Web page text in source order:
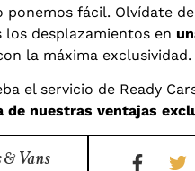
ponemos fácil. Olvídate
los desplazamientos en
la máxima exclusividad.
el servicio de Ready
nuestras ventajas
Vans